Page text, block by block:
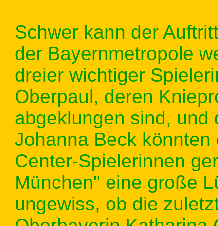
Schwer kann der
der Bayernmetropole
dreier wichtiger
Oberpaul, deren
abgeklungen sind, und
Johanna Beck
Center-Spielerinnen
München" eine große
ungewiss, ob die